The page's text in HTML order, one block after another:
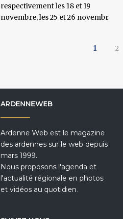
respectivement les 18 et 19
novembre, les 25 et 26 novembr
1 2
ARDENNEWEB
Ardenne Web est le magazine
des ardennes sur le web depuis
mars 1999.
Nous proposons l'agenda et
l'actualité régionale en photos
et vidéos au quotidien.